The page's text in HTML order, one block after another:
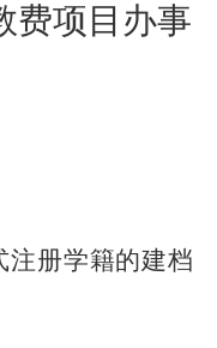
费项目办事
注册学籍的建档